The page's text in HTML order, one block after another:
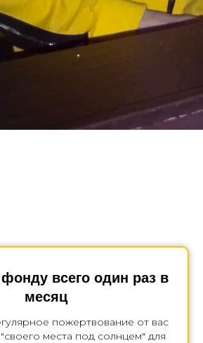
всего один раз в
месяц
пожертвование от вас
места под солнцем" для